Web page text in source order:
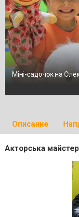
Міні-садочок на
Описание
Акторська